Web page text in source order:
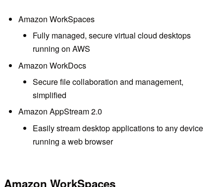
Amazon WorkSpaces
Fully managed, secure virtual cloud desktops
running on AWS
Amazon WorkDocs
Secure file collaboration and management,
simplified
Amazon AppStream 2.0
Easily stream desktop applications to any device
running a web browser
Amazon WorkSpaces